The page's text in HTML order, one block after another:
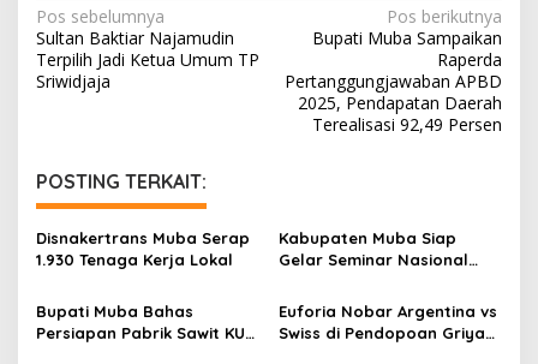
N
a
v
a
s
i
o
Pos sebelumnya
Sultan Baktiar Najamudin
Terpilih Jadi Ketua Umum TP
Sriwidjaja
Pos berikutnya
Bupati Muba Sampaikan
Raperda
Pertanggungjawaban APBD
2025, Pendapatan Daerah
Terealisasi 92,49 Persen
POSTING TERKAIT:
Disnakertrans Muba Serap
1.930 Tenaga Kerja Lokal
Kabupaten Muba Siap
Gelar Seminar Nasional
Bupati Muba Bahas
Persiapan Pabrik Sawit KUD
Euforia Nobar Argentina vs
Swiss di Pendopoan Griya